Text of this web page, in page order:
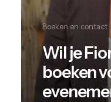
Boeken en contact
Wil je
boeken